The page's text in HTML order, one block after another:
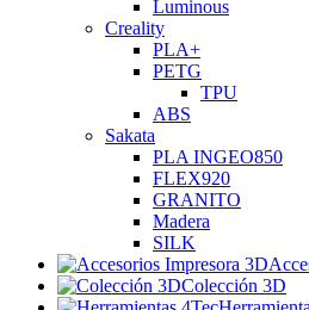
Luminous
Creality
PLA+
PETG
TPU
ABS
Sakata
PLA INGEO850
FLEX920
GRANITO
Madera
SILK
Colección 3D